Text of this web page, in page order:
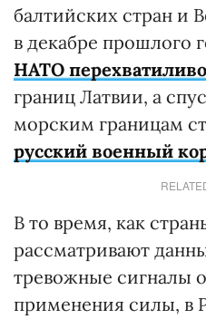
балтийских стран и
в декабре прошлого
НАТО перехватили
границ Латвии, а
морским границам
русский военный
В то время, как
рассматривают
тревожные сигналы
применения силы, в